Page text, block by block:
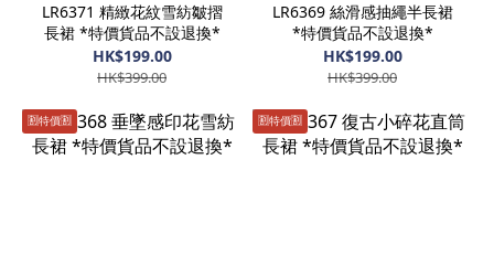
LR6371 精緻花紋雪紡皺摺
長裙 *特價貨品不設退換*
HK$199.00
HK$399.00
LR6369 絲滑感抽繩半長裙
*特價貨品不設退換*
HK$199.00
HK$399.00
🈹️特價🈹️ 🈹️特價🈹️